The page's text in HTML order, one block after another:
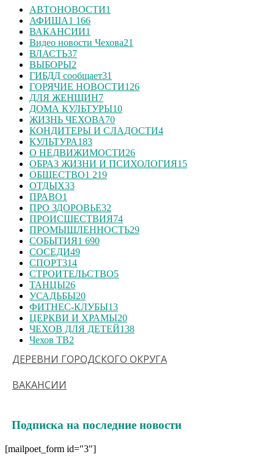
АВТОНОВОСТИ1
АФИША1 166
ВАКАНСИИ1
Видео новости Чехова21
ВЛАСТЬ37
ВЫБОРЫ2
ГИБДД сообщает31
ГОРЯЧИЕ НОВОСТИ126
ДЛЯ ЖЕНЩИН7
ДОМА КУЛЬТУРЫ10
ЖИЗНЬ ЧЕХОВА70
КОНДИТЕРЫ И СЛАДОСТИ4
КУЛЬТУРА183
О НЕДВИЖИМОСТИ26
ОБРАЗ ЖИЗНИ И ПСИХОЛОГИЯ15
ОБЩЕСТВО1 219
ОТДЫХ33
ПРАВО1
ПРО ЗДОРОВЬЕ32
ПРОИСШЕСТВИЯ74
ПРОМЫШЛЕННОСТЬ29
СОБЫТИЯ1 690
СОСЕДИ49
СПОРТ314
СТРОИТЕЛЬСТВО5
ТАНЦЫ26
УСАДЬБЫ20
ФИТНЕС-КЛУБЫ13
ЦЕРКВИ И ХРАМЫ20
ЧЕХОВ ДЛЯ ДЕТЕЙ138
Чехов ТВ2
ДЕРЕВНИ ГОРОДСКОГО ОКРУГА
ВАКАНСИИ
Подписка на последние новости
[mailpoet_form id="3"]